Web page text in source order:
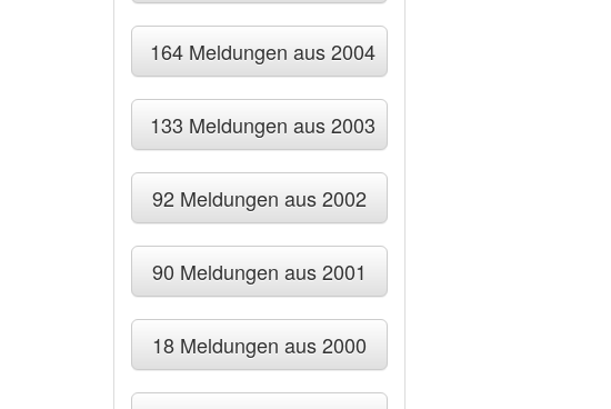
164 Meldungen aus 2004
133 Meldungen aus 2003
92 Meldungen aus 2002
90 Meldungen aus 2001
18 Meldungen aus 2000